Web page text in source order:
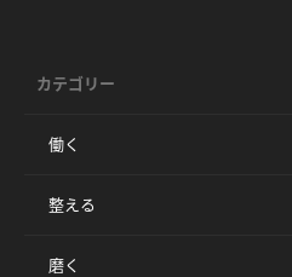
カテゴリー
働く
整える
磨く